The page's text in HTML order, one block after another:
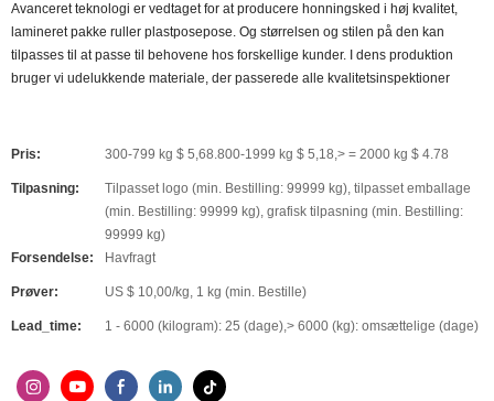
Avanceret teknologi er vedtaget for at producere honningsked i høj kvalitet,
lamineret pakke ruller plastposepose. Og størrelsen og stilen på den kan
tilpasses til at passe til behovene hos forskellige kunder. I dens produktion
bruger vi udelukkende materiale, der passerede alle kvalitetsinspektioner
Pris: 300-799 kg $ 5,68.800-1999 kg $ 5,18,> = 2000 kg $ 4.78
Tilpasning:
Tilpasset logo (min. Bestilling: 99999 kg), tilpasset emballage
(min. Bestilling: 99999 kg), grafisk tilpasning (min. Bestilling:
99999 kg)
Forsendelse:
Havfragt
Prøver: US $ 10,00/kg, 1 kg (min. Bestille)
Lead_time: 1 - 6000 (kilogram): 25 (dage),> 6000 (kg): omsættelige (dage)